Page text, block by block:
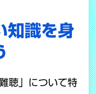
知識を身
聴」について特